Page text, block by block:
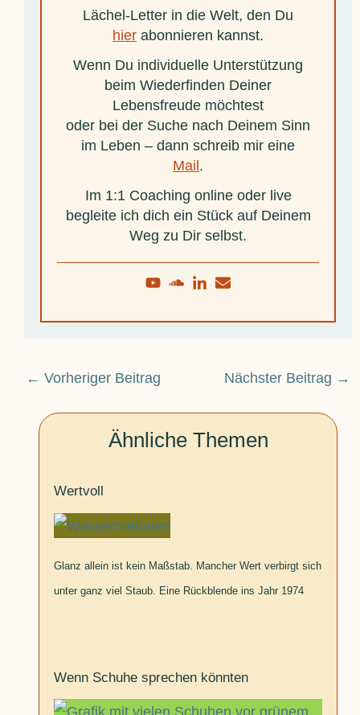
Lächel-Letter in die Welt, den Du
hier abonnieren kannst.
Wenn Du individuelle Unterstützung
beim Wiederfinden Deiner
Lebensfreude möchtest
oder bei der Suche nach Deinem Sinn
im Leben – dann schreib mir eine
Mail.
Im 1:1 Coaching online oder live
begleite ich dich ein Stück auf Deinem
Weg zu Dir selbst.
← Vorheriger Beitrag Nächster Beitrag →
Ähnliche Themen
Wertvoll
Glanz allein ist kein Maßstab. Mancher Wert verbirgt sich
unter ganz viel Staub. Eine Rückblende ins Jahr 1974
Wenn Schuhe sprechen könnten